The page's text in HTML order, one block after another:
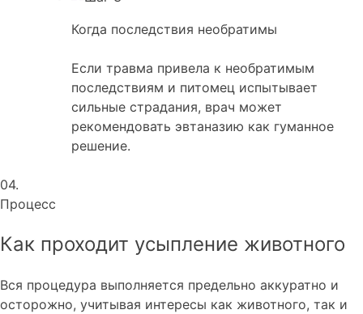
Когда последствия необратимы
Если травма привела к необратимым
последствиям и питомец испытывает
сильные страдания, врач может
рекомендовать эвтаназию как гуманное
решение.
04.
Процесс
Как проходит усыпление животного
Вся процедура выполняется предельно аккуратно и
осторожно, учитывая интересы как животного, так и